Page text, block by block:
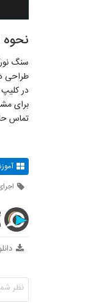
سنگ
طراحی
در
تماس